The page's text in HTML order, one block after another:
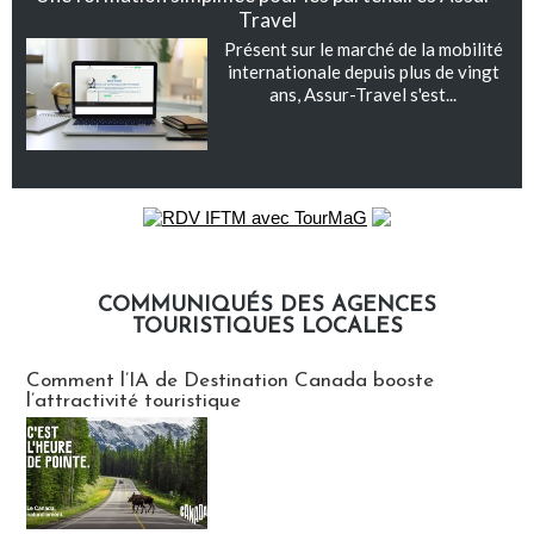
Travel
Présent sur le marché de la mobilité
internationale depuis plus de vingt
ans, Assur-Travel s'est...
COMMUNIQUÉS DES AGENCES
TOURISTIQUES LOCALES
Comment l’IA de Destination Canada booste
l’attractivité touristique